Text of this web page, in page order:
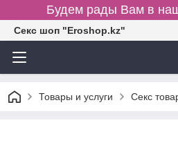
Будем рады Вам в
Секс шоп "Eroshop.kz"
Товары и услуги Секс